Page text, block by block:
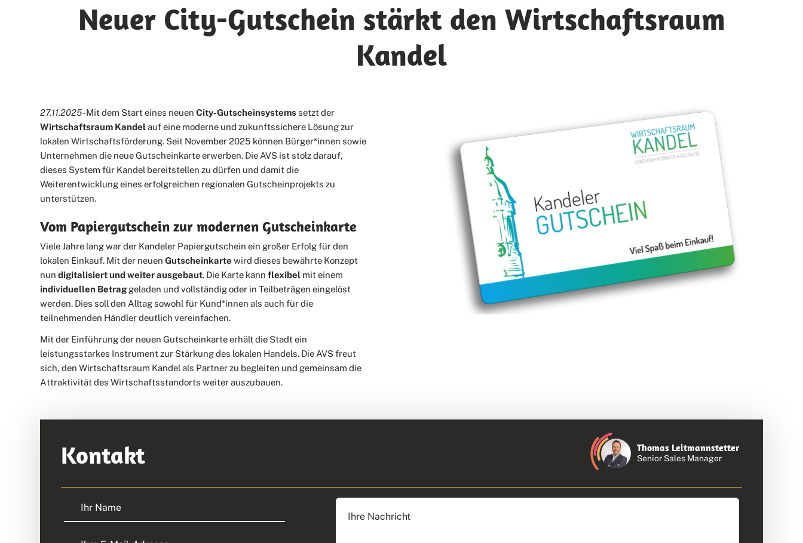
Neuer City-Gutschein stärkt den Wirtschaftsraum
Kandel
27.11.2025 -Mit dem Start eines neuenCity-Gutscheinsystemssetzt der
Wirtschaftsraum Kandelauf eine moderne und zukunftssichere Lösung zur
lokalen Wirtschaftsförderung. Seit November 2025 können Bürger*innen sowie
Unternehmen die neue Gutscheinkarte erwerben. Die AVS ist stolz darauf,
dieses System für Kandel bereitstellen zu dürfen und damit die
Weiterentwicklung eines erfolgreichen regionalen Gutscheinprojekts zu
unterstützen.
Vom Papiergutschein zur modernen Gutscheinkarte
Viele Jahre lang war der Kandeler Papiergutschein ein großer Erfolg für den
lokalen Einkauf. Mit der neuenGutscheinkartewird dieses bewährte Konzept
nundigitalisiert und weiter ausgebaut. Die Karte kannflexibel mit einem
individuellen Betrag geladen und vollständig oder in Teilbeträgen eingelöst
werden. Dies soll den Alltag sowohl für Kund*innen als auch für die
teilnehmenden Händler deutlich vereinfachen.
Mit der Einführung der neuen Gutscheinkarte erhält die Stadt ein
leistungsstarkes Instrument zur Stärkung des lokalen Handels. Die AVS freut
sich, den Wirtschaftsraum Kandel als Partner zu begleiten und gemeinsam die
Attraktivität des Wirtschaftsstandorts weiter auszubauen.
Kontakt Thomas Leitmannstetter
Senior Sales Manager